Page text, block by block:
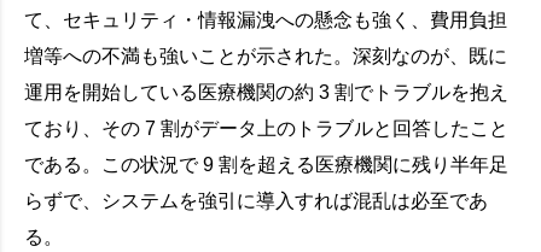
て、セキュリティ・情報漏洩への懸念も強く、費用負担
増等への不満も強いことが示された。深刻なのが、既に
運用を開始している医療機関の約 3 割でトラブルを抱え
ており、その 7 割がデータ上のトラブルと回答したこと
である。この状況で 9 割を超える医療機関に残り半年足
らずで、システムを強引に導入すれば混乱は必至であ
る。